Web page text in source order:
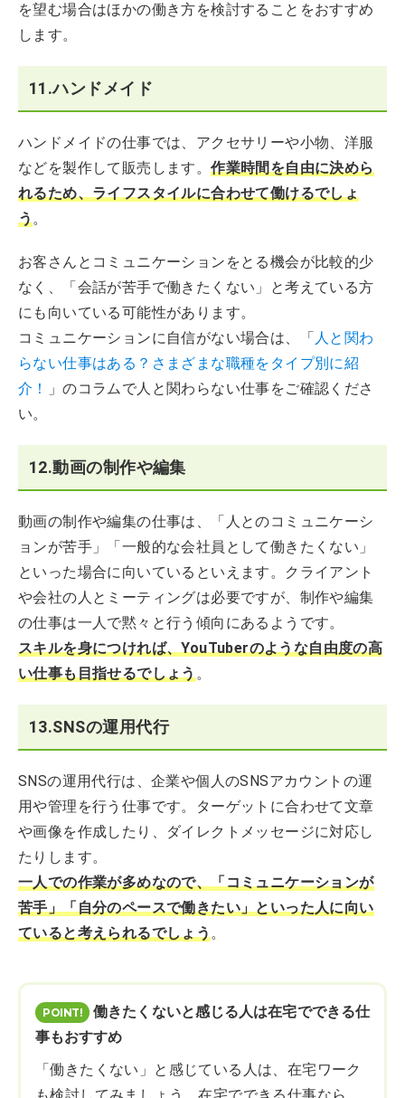
を望む場合はほかの働き方を検討することをおすすめ
します。
11.ハンドメイド
ハンドメイドの仕事では、アクセサリーや小物、洋服
などを製作して販売します。作業時間を自由に決めら
れるため、ライフスタイルに合わせて働けるでしょ
う。
お客さんとコミュニケーションをとる機会が比較的少
なく、「会話が苦手で働きたくない」と考えている方
にも向いている可能性があります。
コミュニケーションに自信がない場合は、「人と関わ
らない仕事はある？さまざまな職種をタイプ別に紹
介！
」のコラムで人と関わらない仕事をご確認くださ
い。
12.動画の制作や編集
動画の制作や編集の仕事は、「人とのコミュニケーシ
ョンが苦手」「一般的な会社員として働きたくない」
といった場合に向いているといえます。クライアント
や会社の人とミーティングは必要ですが、制作や編集
の仕事は一人で黙々と行う傾向にあるようです。
スキルを身につければ、YouTuberのような自由度の高
い仕事も目指せるでしょう。
13.SNSの運用代行
SNSの運用代行は、企業や個人のSNSアカウントの運
用や管理を行う仕事です。ターゲットに合わせて文章
や画像を作成したり、ダイレクトメッセージに対応し
たりします。
一人での作業が多めなので、「コミュニケーションが
苦手」「自分のペースで働きたい」といった人に向い
ていると考えられるでしょう。
働きたくないと感じる人は在宅でできる仕
事もおすすめ
「働きたくない」と感じている人は、在宅ワーク